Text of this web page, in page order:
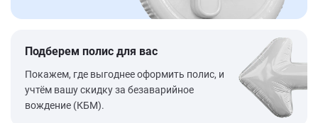
Подберем полис для вас
Покажем, где выгоднее оформить полис, и
учтём вашу скидку за безаварийное
вождение (КБМ).